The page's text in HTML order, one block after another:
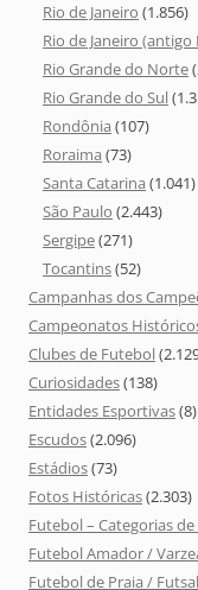
Rio de Janeiro (1.856)
Rio de Janeiro (antigo
Rio Grande do Norte
Rio Grande do Sul
Rondônia (107)
Roraima (73)
Santa Catarina (1.041)
São Paulo (2.443)
Sergipe(271)
Tocantins(52)
Campanhas dos
Campeonatos
Clubes de Futebol
Curiosidades(138)
Entidades Esportivas(8)
Escudos(2.096)
Estádios(73)
Fotos Históricas(2.303)
Futebol – Categorias de
Futebol Amador /
Futebol de Praia / Futsal